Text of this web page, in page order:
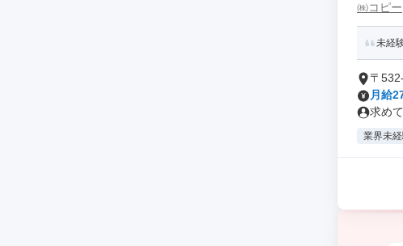
㈱コピー
未経
〒
月給
求め
業界未